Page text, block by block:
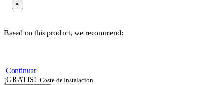
×
Based on this product, we recommend:
Continuar
¡GRATIS! Coste de Instalación